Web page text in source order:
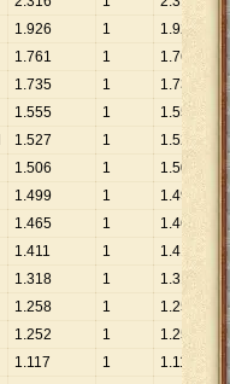
1.926 1 1.926
1.761 1 1.761
1.735 1 1.735
1.555 1 1.555
1.527 1 1.527
1.506 1 1.506
1.499 1 1.499
1.465 1 1.465
1.411 1 1.411
1.318 1 1.318
1.258 1 1.258
1.252 1 1.252
1.117 1 1.117